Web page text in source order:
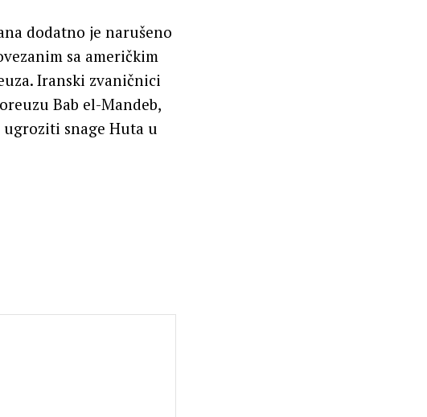
dodatno je narušeno
sa američkim
Iranski zvaničnici
Bab el-Mandeb,
snage Huta u